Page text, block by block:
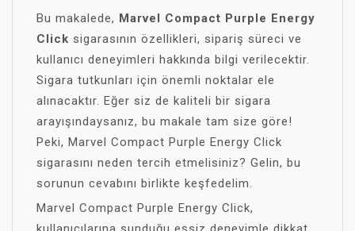
Bu makalede, Marvel Compact Purple Energy
Click sigarasının özellikleri, sipariş süreci ve
kullanıcı deneyimleri hakkında bilgi verilecektir.
Sigara tutkunları için önemli noktalar ele
alınacaktır. Eğer siz de kaliteli bir sigara
arayışındaysanız, bu makale tam size göre!
Peki, Marvel Compact Purple Energy Click
sigarasını neden tercih etmelisiniz? Gelin, bu
sorunun cevabını birlikte keşfedelim.
Marvel Compact Purple Energy Click,